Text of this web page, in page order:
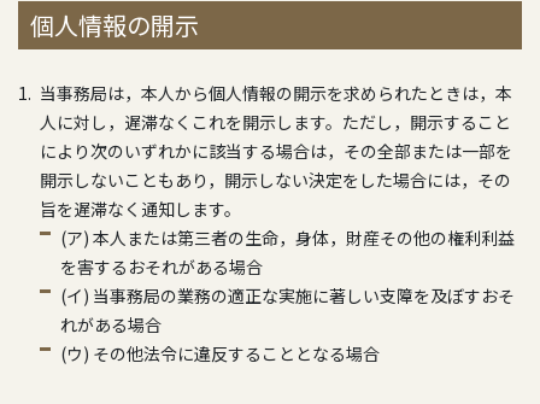
個人情報の開示
当事務局は，本人から個人情報の開示を求められたときは，本
人に対し，遅滞なくこれを開示します。ただし，開示すること
により次のいずれかに該当する場合は，その全部または一部を
開示しないこともあり，開示しない決定をした場合には，その
旨を遅滞なく通知します。
(ア) 本人または第三者の生命，身体，財産その他の権利利益
を害するおそれがある場合
(イ) 当事務局の業務の適正な実施に著しい支障を及ぼすおそ
れがある場合
(ウ) その他法令に違反することとなる場合